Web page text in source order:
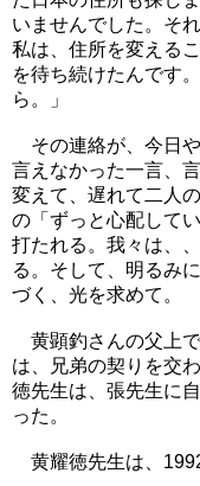
いませんでした。そ
私は、住所を変える
を待ち続けたんです
ら。」
その連絡が、今日
言えなかった一言、
変えて、遅れて二人
の「ずっと心配して
打たれる。我々は、
る。そして、明るみ
づく、光を求めて。
黄顕釣さんの父上
は、兄弟の契りを交
徳先生は、張先生に
った。
黄耀徳先生は、